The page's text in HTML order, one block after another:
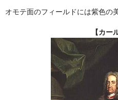
オモテ面のフィールドには紫色の
【カー